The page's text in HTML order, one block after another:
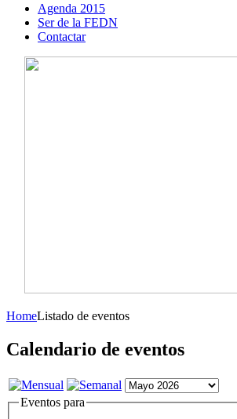
Agenda 2015
Ser de la FEDN
Contactar
HomeListado de eventos
Calendario de eventos
Eventos para